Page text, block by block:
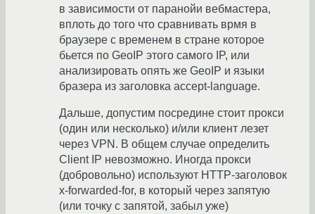
в зависимости от паранойи вебмастера,
вплоть до того что сравнивать врмя в
браузере с временем в стране которое
бьется по GeoIP этого самого IP, или
анализировать опять же GeoIP и языки
бразера из заголовка accept-language.
Дальше, допустим посредине стоит прокси
(один или несколько) и/или клиент лезет
через VPN. В общем случае определить
Client IP невозможно. Иногда прокси
(добровольно) используют HTTP-заголовок
x-forwarded-for, в который через запятую
(или точку с запятой, забыл уже)